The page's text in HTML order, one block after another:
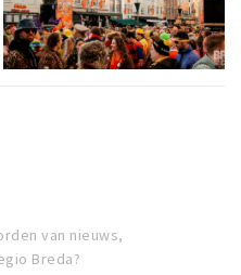
van nieuws,
Breda?